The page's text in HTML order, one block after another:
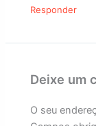
Responder
Deixe um
O seu